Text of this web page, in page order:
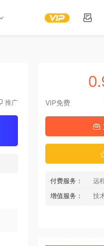
推广 VIP免费
付费服务：
远
增值服务：
技